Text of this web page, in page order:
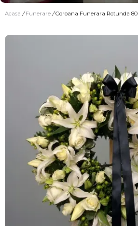
Acasa / Funerare / Coroana Funerara Rotunda